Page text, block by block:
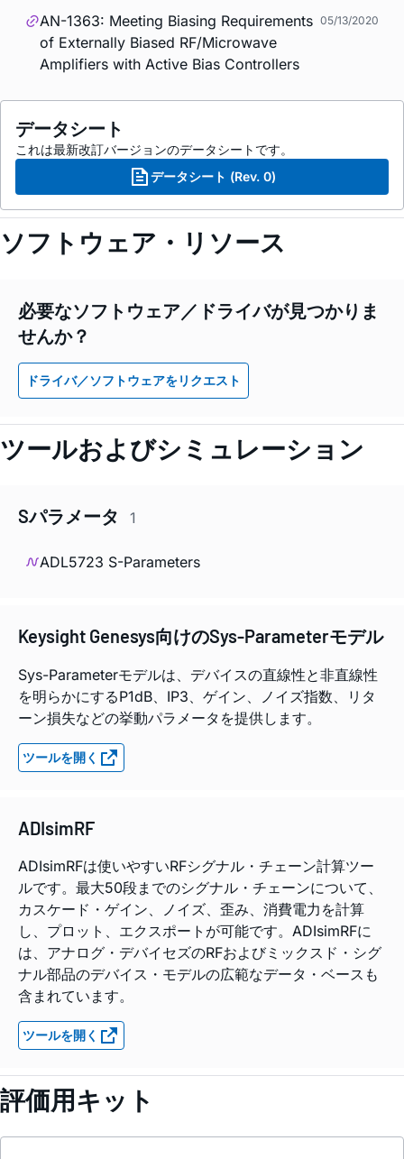
AN-1363: Meeting Biasing Requirements
of Externally Biased RF/Microwave
Amplifiers with Active Bias Controllers
05/13/2020
データシート
これは最新改訂バージョンのデータシートです。
データシート (Rev. 0)
ソフトウェア・リソース
必要なソフトウェア／ドライバが見つかりま
せんか？
ドライバ／ソフトウェアをリクエスト
ツールおよびシミュレーション
Sパラメータ 1
ADL5723 S-Parameters
Keysight Genesys向けのSys-Parameterモデル
Sys-Parameterモデルは、デバイスの直線性と非直線性
を明らかにするP1dB、IP3、ゲイン、ノイズ指数、リタ
ーン損失などの挙動パラメータを提供します。
ツールを開く
ADIsimRF
ADIsimRFは使いやすいRFシグナル・チェーン計算ツー
ルです。最大50段までのシグナル・チェーンについて、
カスケード・ゲイン、ノイズ、歪み、消費電力を計算
し、プロット、エクスポートが可能です。ADIsimRFに
は、アナログ・デバイセズのRFおよびミックスド・シグ
ナル部品のデバイス・モデルの広範なデータ・ベースも
含まれています。
ツールを開く
評価用キット